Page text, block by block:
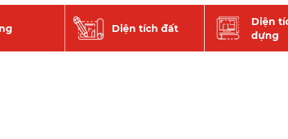
Diện tích đất
Diện
dựng